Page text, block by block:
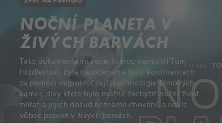
NOČNÍ PLANETA V
ŽIVÝCH BARVÁCH
Tato dokumentární série, kterou namluvil Tom
Hiddleston, byla natočena na šesti kontinentech
za pomoci nejpokročilejší technologie filmových
kamer, díky které bylo možné zachytit noční život
zvířat a jejich dosud neznámé chování, a navíc
vůbec poprvé v živých barvách.